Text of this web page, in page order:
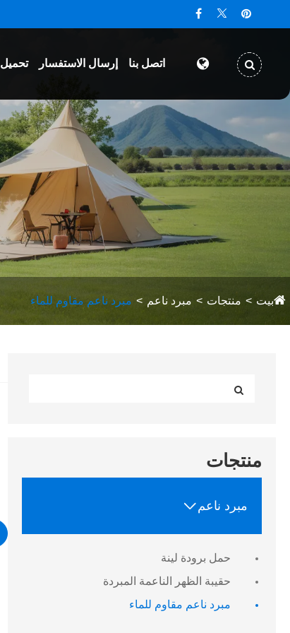
تحميل إرسال الاستفسار اتصل بنا
بيت منتجات مبرد ناعم مبرد ناعم مقاوم للماء
منتجات
مبرد ناعم 
حمل برودة لينة
حقيبة الظهر الناعمة المبردة
مبرد ناعم مقاوم للماء